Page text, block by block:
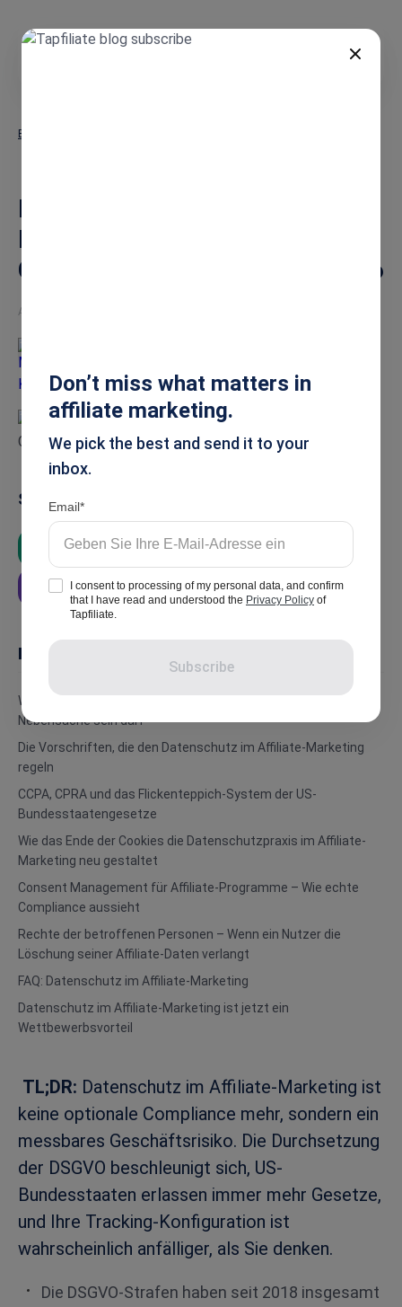
Blog
Datenschutz im Affiliate-
Marketing: Ihr Leitfaden für
Compliance und Vertrauen 2026
Apr 30, 2026
Summarise
ChatGPT Google AI Grok
Perplexity
In this article
Warum Datenschutz im Affiliate-Marketing 2026 keine
Nebensache sein darf
Die Vorschriften, die den Datenschutz im Affiliate-Marketing
regeln
CCPA, CPRA und das Flickenteppich-System der US-
Bundesstaatengesetze
Wie das Ende der Cookies die Datenschutzpraxis im Affiliate-
Marketing neu gestaltet
Consent Management für Affiliate-Programme – Wie echte
Compliance aussieht
Rechte der betroffenen Personen – Wenn ein Nutzer die
Löschung seiner Affiliate-Daten verlangt
FAQ: Datenschutz im Affiliate-Marketing
Datenschutz im Affiliate-Marketing ist jetzt ein
Wettbewerbsvorteil
TL;DR: Datenschutz im Affiliate-Marketing ist
keine optionale Compliance mehr, sondern ein
messbares Geschäftsrisiko. Die Durchsetzung
der DSGVO beschleunigt sich, US-
Bundesstaaten erlassen immer mehr Gesetze,
und Ihre Tracking-Konfiguration ist
wahrscheinlich anfälliger, als Sie denken.
Die DSGVO-Strafen haben seit 2018 insgesamt
Don’t miss what matters in
affiliate marketing.
We pick the best and send it to your
inbox.
Email
I consent to processing of my personal data, and confirm
that I have read and understood the Privacy Policy of
Tapfiliate.
Subscribe